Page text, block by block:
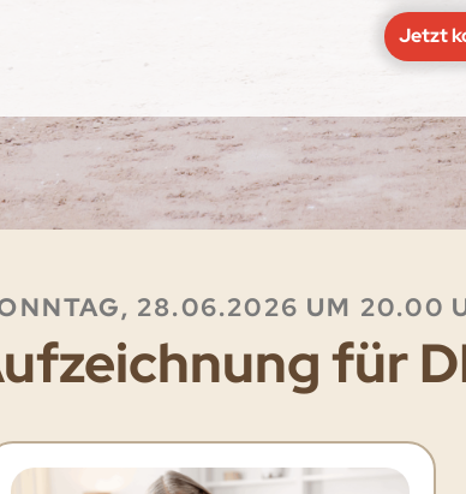
Jetzt
28.06.2026 UM 20.00
für